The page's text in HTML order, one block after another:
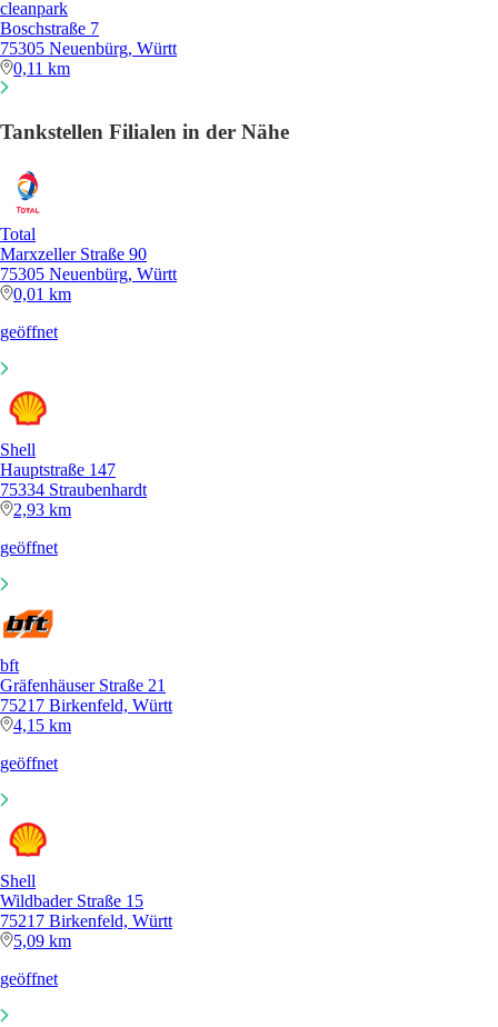
cleanpark
Boschstraße 7
75305 Neuenbürg, Württ
0,11 km
Tankstellen Filialen in der Nähe
Total
Marxzeller Straße 90
75305 Neuenbürg, Württ
0,01 km
geöffnet
Shell
Hauptstraße 147
75334 Straubenhardt
2,93 km
geöffnet
bft
Gräfenhäuser Straße 21
75217 Birkenfeld, Württ
4,15 km
geöffnet
Shell
Wildbader Straße 15
75217 Birkenfeld, Württ
5,09 km
geöffnet